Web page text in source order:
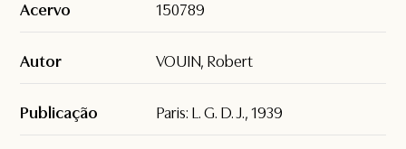
Acervo 150789
Autor VOUIN, Robert
Publicação Paris: L. G. D. J., 1939